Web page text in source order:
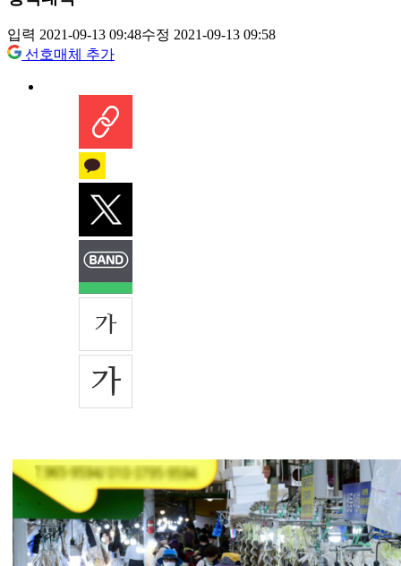
입력 2021-09-13 09:48수정 2021-09-13 09:58
선호매체 추가